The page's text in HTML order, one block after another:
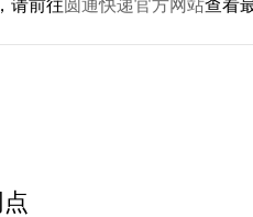
请前往圆通快递官方网站查看